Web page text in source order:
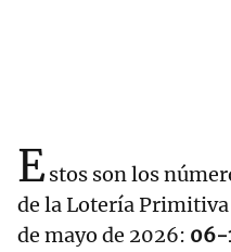
Estos son los
de la Lotería Primitiva
de mayo de 2026: 06-